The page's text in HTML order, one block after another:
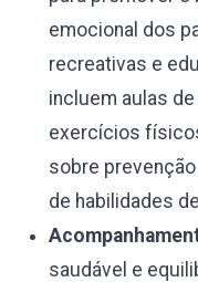
emocional dos
recreativas e
incluem aulas
exercícios
sobre
de habilidades
saudável e